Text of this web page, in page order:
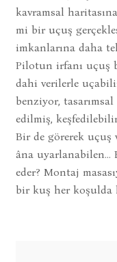
kavramsal
mi bir uçuş
imkanlarına daha
Pilotun irfanı uçuş
dahi verilerle
benziyor,
edilmiş,
Bir de görerek uçuş
âna uyarlanabilen…
eder? Montaj
bir kuş her koşulda